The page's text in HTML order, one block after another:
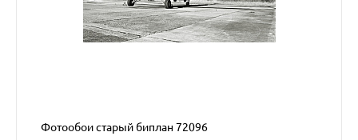
Фотообои старый биплан 72096